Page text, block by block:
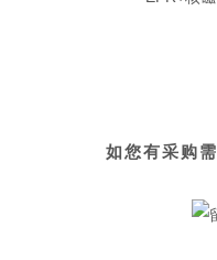
如您有采购